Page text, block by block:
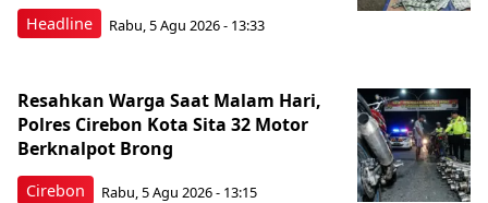
Headline Rabu, 5 Agu 2026 - 13:33
Cirebon
Resahkan Warga Saat Malam Hari,
Polres Cirebon Kota Sita 32 Motor
Berknalpot Brong
Rabu, 5 Agu 2026 - 13:15